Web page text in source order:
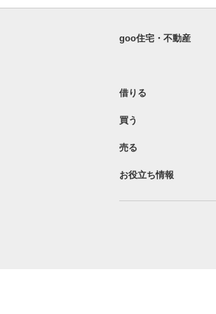
goo住宅・不動産
借りる
買う
売る
お役立ち情報